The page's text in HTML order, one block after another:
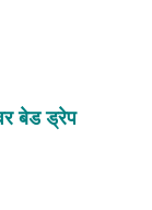
बेड ड्रेप